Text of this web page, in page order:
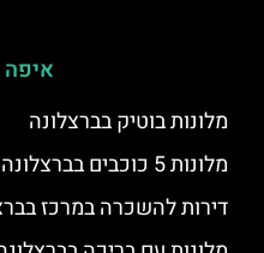
איפה
מלונות בוטיק בברצלונה
מלונות 5 כוכבים בברצלונה – בתי מלון יוקרתיים
דירות להשכרה במרכז